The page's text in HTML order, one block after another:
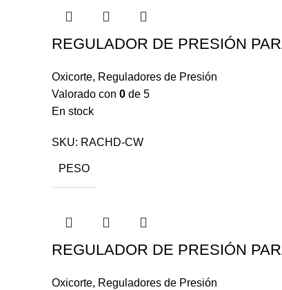
REGULADOR DE PRESIÓN
Oxicorte, Reguladores de Presión
Valorado con 0 de 5
En stock
SKU: RACHD-CW
PESO
REGULADOR DE PRESIÓN
Oxicorte, Reguladores de Presión